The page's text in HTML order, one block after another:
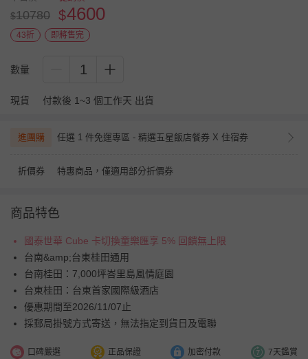
$10780 $4600
43折 即將售完
數量 1
現貨 付款後 1~3 個工作天 出貨
進團購 任選 1 件免運專區 - 精選五星飯店餐券 X 住宿券
折價券 特惠商品，僅適用部分折價券
商品特色
國泰世華 Cube 卡切換童樂匯享 5% 回饋無上限
台南&amp;台東桂田通用
台南桂田：7,000坪峇里島風情庭園
台東桂田：台東首家國際級酒店
優惠期間至2026/11/07止
採郵局掛號方式寄送，無法指定到貨日及電聯
口碑嚴選 正品保證 加密付款 7天鑑賞